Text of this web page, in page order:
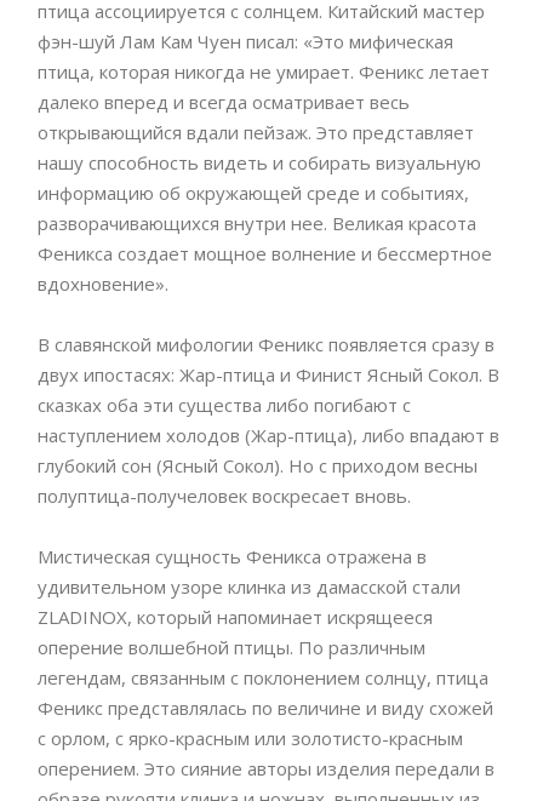
птица ассоциируется с солнцем. Китайский мастер
фэн-шуй Лам Кам Чуен писал: «Это мифическая
птица, которая никогда не умирает. Феникс летает
далеко вперед и всегда осматривает весь
открывающийся вдали пейзаж. Это представляет
нашу способность видеть и собирать визуальную
информацию об окружающей среде и событиях,
разворачивающихся внутри нее. Великая красота
Феникса создает мощное волнение и бессмертное
вдохновение».
В славянской мифологии Феникс появляется сразу в
двух ипостасях: Жар-птица и Финист Ясный Сокол. В
сказках оба эти существа либо погибают с
наступлением холодов (Жар-птица), либо впадают в
глубокий сон (Ясный Сокол). Но с приходом весны
полуптица-получеловек воскресает вновь.
Мистическая сущность Феникса отражена в
удивительном узоре клинка из дамасской стали
ZLADINOX, который напоминает искрящееся
оперение волшебной птицы. По различным
легендам, связанным с поклонением солнцу, птица
Феникс представлялась по величине и виду схожей
с орлом, с ярко-красным или золотисто-красным
оперением. Это сияние авторы изделия передали в